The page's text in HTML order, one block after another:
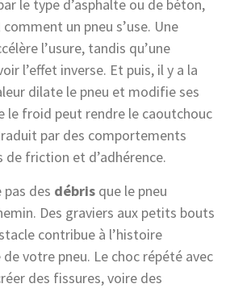
le type d’asphalte ou de béton,
un pneu s’use. Une
l’usure, tandis qu’une
l’effet inverse. Et puis, il y a la
dilate le pneu et modifie ses
le froid peut rendre le caoutchouc
par des comportements
friction et d’adhérence.
des débris que le pneu
Des graviers aux petits bouts
contribue à l’histoire
de votre pneu. Le choc répété avec
des fissures, voire des